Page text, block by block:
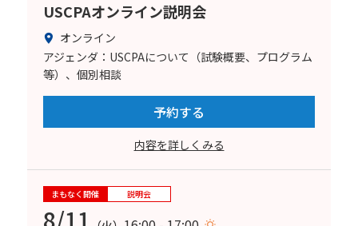
USCPAオンライン説明会
オンライン
アジェンダ：USCPAについて（試験概要、プログラム
等）、個別相談
予約する
内容を詳しくみる
まもなく開催 説明会